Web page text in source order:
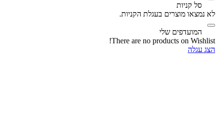
סל קניות‬
לא נמצאו מוצרים בעגלת הקניות.
המועדפים שלי
There are no products on Wishlist!
הצג עגלה